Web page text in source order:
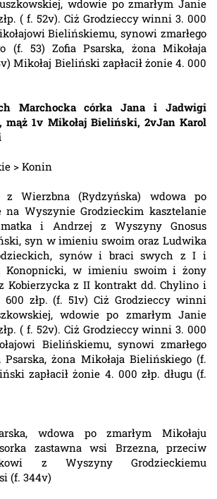
wdowie po zmarłym Janie
( f. 52v). Ciż Grodzieccy winni 3. 000
Bielińskiemu, synowi zmarłego
(f. 53) Zofia Psarska, żona Mikołaja
Mikołaj Bieliński zapłacił żonie 4. 000
Marchocka córka Jana i Jadwigi
mąż 1v Mikołaj Bieliński, 2vJan Karol
> Konin
z Wierzbna (Rydzyńska) wdowa po
na Wyszynie Grodzieckim kasztelanie
i Andrzej z Wyszyny Gnosus
syn w imieniu swoim oraz Ludwika
synów i braci swych z I i
Konopnicki, w imieniu swoim i żony
Kobierzycka z II kontrakt dd. Chylino i
600 złp. (f. 51v) Ciż Grodzieccy winni
wdowie po zmarłym Janie
( f. 52v). Ciż Grodzieccy winni 3. 000
Bielińskiemu, synowi zmarłego
żona Mikołaja Bielińskiego (f.
zapłacił żonie 4. 000 złp. długu (f.
wdowa po zmarłym Mikołaju
zastawna wsi Brzezna, przeciw
z Wyszyny Grodzieckiemu
(f. 344v)